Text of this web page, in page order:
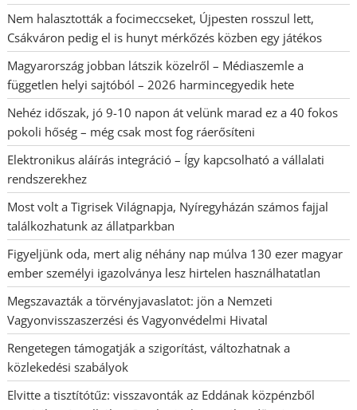
Nem halasztották a focimeccseket, Újpesten rosszul lett,
Csákváron pedig el is hunyt mérkőzés közben egy játékos
Magyarország jobban látszik közelről – Médiaszemle a
független helyi sajtóból – 2026 harmincegyedik hete
Nehéz időszak, jó 9-10 napon át velünk marad ez a 40 fokos
pokoli hőség – még csak most fog ráerősíteni
Elektronikus aláírás integráció – Így kapcsolható a vállalati
rendszerekhez
Most volt a Tigrisek Világnapja, Nyíregyházán számos fajjal
találkozhatunk az állatparkban
Figyeljünk oda, mert alig néhány nap múlva 130 ezer magyar
ember személyi igazolványa lesz hirtelen használhatatlan
Megszavazták a törvényjavaslatot: jön a Nemzeti
Vagyonvisszaszerzési és Vagyonvédelmi Hivatal
Rengetegen támogatják a szigorítást, változhatnak a
közlekedési szabályok
Elvitte a tisztítótűz: visszavonták az Eddának közpénzből